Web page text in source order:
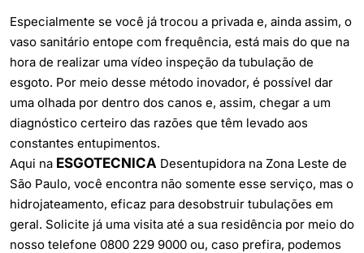
Especialmente se você já trocou a privada e, ainda assim, o
vaso sanitário entope com frequência, está mais do que na
hora de realizar uma vídeo inspeção da tubulação de
esgoto. Por meio desse método inovador, é possível dar
uma olhada por dentro dos canos e, assim, chegar a um
diagnóstico certeiro das razões que têm levado aos
constantes entupimentos.
Aqui na ESGOTECNICA Desentupidora na Zona Leste de
São Paulo, você encontra não somente esse serviço, mas o
hidrojateamento, eficaz para desobstruir tubulações em
geral. Solicite já uma visita até a sua residência por meio do
nosso telefone 0800 229 9000 ou, caso prefira, podemos